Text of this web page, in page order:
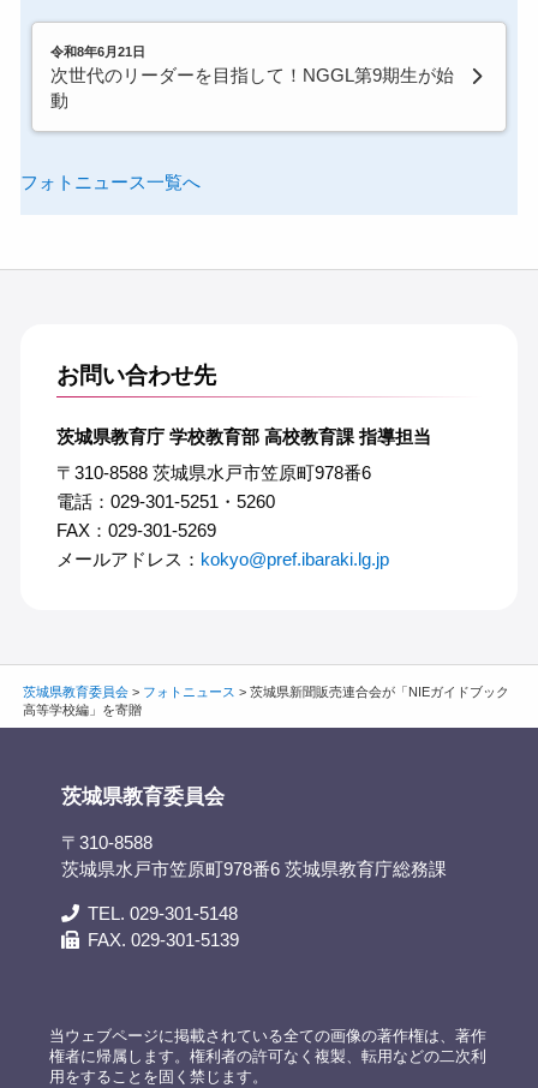
令和8年6月21日
次世代のリーダーを目指して！NGGL第9期生が始
動
フォトニュース一覧へ
お問い合わせ先
茨城県教育庁 学校教育部 高校教育課 指導担当
〒310-8588 茨城県水戸市笠原町978番6
電話：029-301-5251・5260
FAX：029-301-5269
メールアドレス： kokyo@pref.ibaraki.lg.jp
茨城県教育委員会> フォトニュース > 茨城県新聞販売連合会が「NIEガイドブック
高等学校編」を寄贈
茨城県教育委員会
〒310-8588
茨城県水戸市笠原町978番6 茨城県教育庁総務課
TEL. 029-301-5148
FAX. 029-301-5139
当ウェブページに掲載されている全ての画像の著作権は、著作
権者に帰属します。権利者の許可なく複製、転用などの二次利
用をすることを固く禁じます。